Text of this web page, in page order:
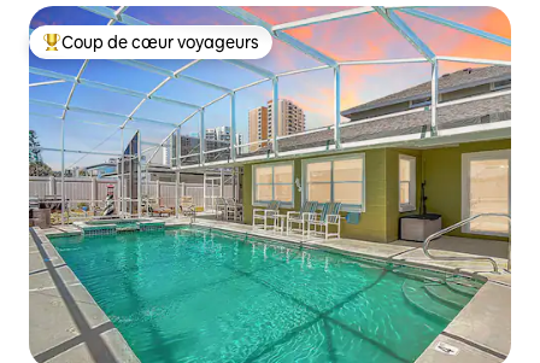
Coups de cœur voyageurs les plus appréciés
Coup de cœur voyageurs